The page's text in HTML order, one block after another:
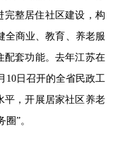
完整居住社区建设，构
全商业、教育、养老服
配套功能。去年江苏在
10日召开的全省民政工
平，开展居家社区养老
”。